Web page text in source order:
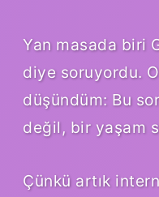
Yan masada biri
diye soruyordu.
düşündüm: Bu
değil, bir yaşam
Çünkü artık